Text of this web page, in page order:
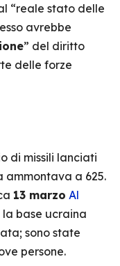
“reale stato delle
avrebbe
” del diritto
delle forze
di missili lanciati
ammontava a 625.
13 marzo Al
base ucraina
sono state
persone.